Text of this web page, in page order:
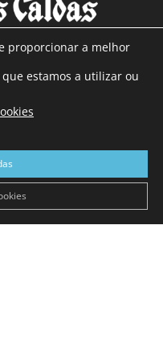
e mais de 90 anos de
de 40.000 leitores por
em Portugal
online.
proporcionar a melhor
estamos a utilizar ou